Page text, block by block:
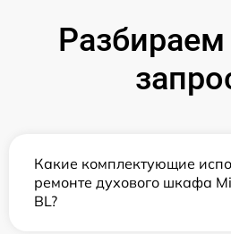
Какие комплектующие
ремонте духового шкафа
BL?